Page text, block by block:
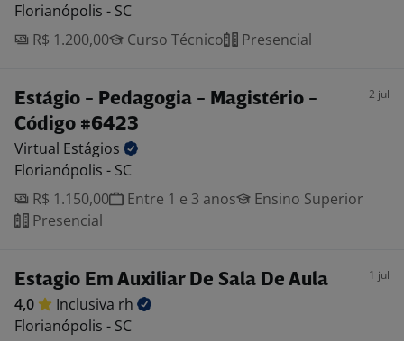
Florianópolis - SC
R$ 1.200,00
Curso Técnico Presencial
Estágio - Pedagogia - Magistério -
Código #6423
2 jul
Virtual Estágios
Florianópolis - SC
R$ 1.150,00
Entre 1 e 3 anos
Ensino Superior
Presencial
Estagio Em Auxiliar De Sala De Aula 1 jul
4,0 Inclusiva rh
Florianópolis - SC